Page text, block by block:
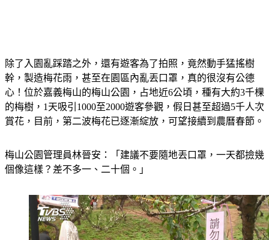
幹，製造梅花雨，甚至在園區內亂丟口罩，真的很沒有公德
心！位於嘉義梅山的梅山公園，占地近6公頃，種有大約3千棵
的梅樹，1天吸引1000至2000遊客參觀，假日甚至超過5千人次
賞花，目前，第二波梅花已逐漸綻放，可望接續到農曆春節。
個像這樣？差不多一、二十個。」